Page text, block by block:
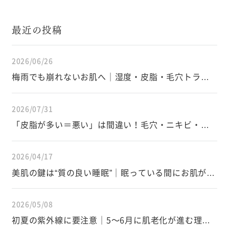
最近の投稿
2026/06/26
梅雨でも崩れないお肌へ｜湿度・皮脂・毛穴トラブ
2026/07/31
「皮脂が多い＝悪い」は間違い！毛穴・ニキビ・イ
2026/04/17
美肌の鍵は“質の良い睡眠”｜眠っている間にお肌が変
2026/05/08
初夏の紫外線に要注意｜5〜6月に肌老化が進む理由